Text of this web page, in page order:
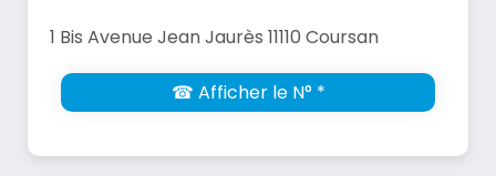
1 Bis Avenue Jean Jaurès 11110 Coursan
☎ Afficher le N° *